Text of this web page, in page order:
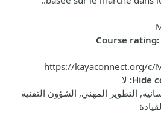
Course rating:
https://kayaconnect.org/c/
Hide
: لا
التطوير المهني, الشؤون التقنية